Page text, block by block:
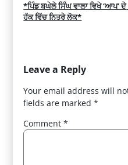
*ਪਿੰਡ ਬਘੇਲੇ ਸਿੰਘ ਵਾਲਾ ਵਿਖੇ ‘ਆਪ’ ਦੇ
ਹੱਕ ਵਿੱਚ ਨਿਤਰੇ ਲੋਕ*
Leave a Reply
Your email address will
fields are marked*
Comment*